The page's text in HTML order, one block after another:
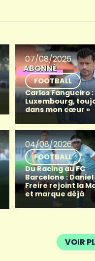
07/08/2026
ABONNÉ
FOOTBALL
Carlos Fangueiro :
Luxembourg,
dans mon cœur »
04/08/2026
FOOTBALL
Du Racing au FC
Barcelone : Daniel
Freire rejoint la
et marque déjà
VOIR